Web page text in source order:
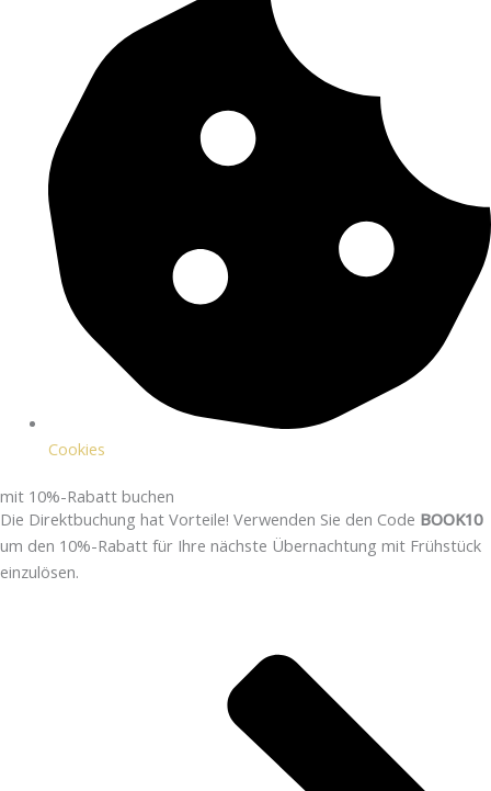
Cookies
mit 10%-Rabatt buchen
Die Direktbuchung hat Vorteile! Verwenden Sie den Code BOOK10
um den 10%-Rabatt für Ihre nächste Übernachtung mit Frühstück
einzulösen.